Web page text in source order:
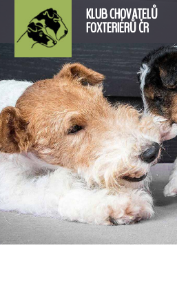
KLUB CHOVATELŮ
FOXTERIÉRŮ ČR